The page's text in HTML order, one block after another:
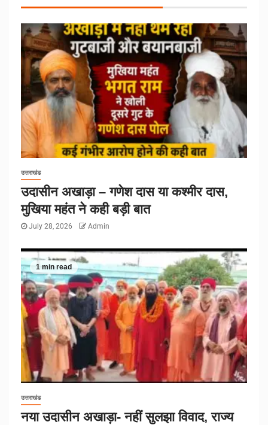
उत्तराखंड
उदासीन अखाड़ा – गणेश दास या कश्मीर दास,
मुखिया महंत ने कही बड़ी बात
July 28, 2026 Admin
1 min read
उत्तराखंड
नया उदासीन अखाड़ा- नहीं सुलझा विवाद, राज्य